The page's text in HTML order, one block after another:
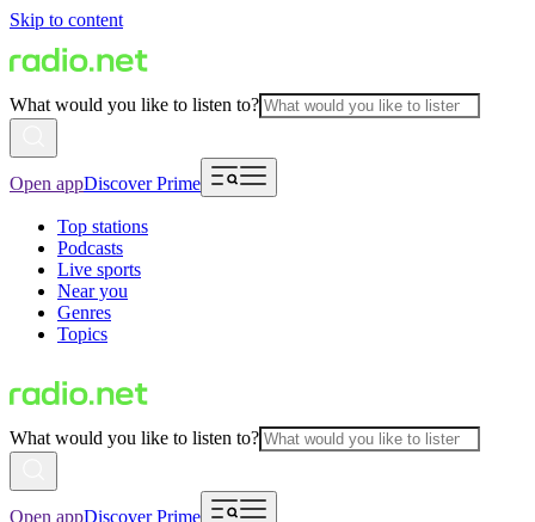
Skip to content
What would you like to listen to?
Open appDiscover Prime
Top stations
Podcasts
Live sports
Near you
Genres
Topics
What would you like to listen to?
Open appDiscover Prime